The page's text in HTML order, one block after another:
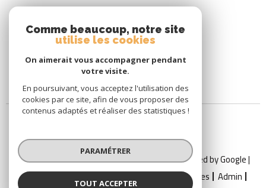
© 2026 | Tous droits réservés | Traduction powered by Google |
Nos Honoraires Plan Du Site Mentions Légales Admin
Comme beaucoup, notre site
utilise les cookies
On aimerait vous accompagner pendant
votre visite.
En poursuivant, vous acceptez l'utilisation des
cookies par ce site, afin de vous proposer des
contenus adaptés et réaliser des statistiques !
PARAMÉTRER
TOUT ACCEPTER